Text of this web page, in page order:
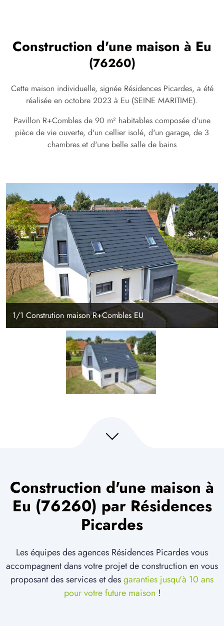
Construction d'une maison à Eu
(76260)
Cette maison individuelle, signée Résidences Picardes, a été
réalisée en octobre 2023 à Eu (SEINE MARITIME).
Pavillon R+Combles de 90 m² habitables composée d'une
pièce de vie ouverte, d'un cellier isolé, d'un garage, de 3
chambres et d'une belle salle de bains
1/1 Constrution maison R+Combles EU
Construction d'une maison à
Eu (76260) par Résidences
Picardes
Les équipes des agences Résidences Picardes vous
accompagnent dans votre projet de construction en vous
proposant des services et desgaranties jusqu'à 10 ans
pour votre future maison !